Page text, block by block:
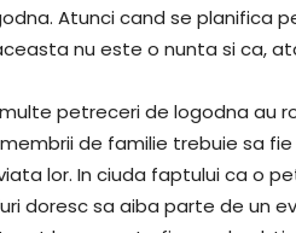
Atunci cand se planifica
nu este o nunta si ca,
petreceri de logodna au
de familie trebuie sa
lor. In ciuda faptului ca o
doresc sa aiba parte de un